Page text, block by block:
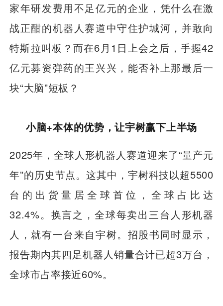
家年研发费用不足亿元的企业，凭什么在激
战正酣的机器人赛道中守住护城河，并敢向
特斯拉叫板？而在6月1日上会之后，手握42
亿元募资弹药的王兴兴，能否补上那最后一
块“大脑”短板？
小脑+本体的优势，让宇树赢下上半场
2025年，全球人形机器人赛道迎来了“量产元
年”的历史节点。这其中，宇树科技以超5500
台的出货量居全球首位，全球占比达
32.4%。换言之，全球每卖出三台人形机器
人，就有一台来自宇树。招股书同时显示，
报告期内其四足机器人销量合计已超3万台，
全球市占率接近60%。